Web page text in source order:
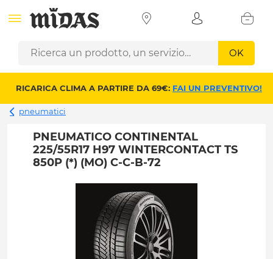
OK
RICARICA CLIMA A PARTIRE DA 69€: FAI UN PREVENTIVO!
pneumatici
PNEUMATICO CONTINENTAL
225/55R17 H97 WINTERCONTACT TS
850P (*) (MO) C-C-B-72